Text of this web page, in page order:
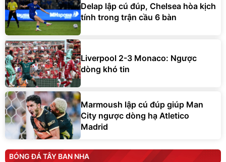
Delap lập cú đúp, Chelsea hòa kịch
tính trong trận cầu 6 bàn
Liverpool 2-3 Monaco: Ngược
dòng khó tin
Marmoush lập cú đúp giúp Man
City ngược dòng hạ Atletico
Madrid
BÓNG ĐÁ TÂY BAN NHA